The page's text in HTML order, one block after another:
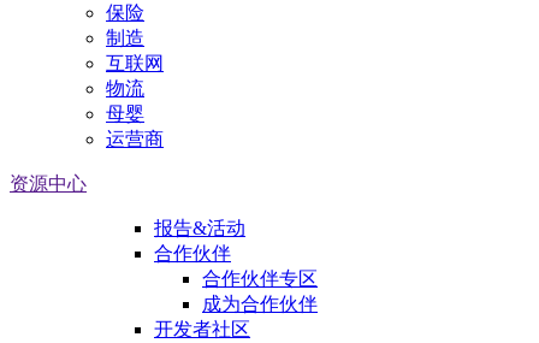
保险
制造
互联网
物流
母婴
运营商
资源中心
报告&活动
合作伙伴
合作伙伴专区
成为合作伙伴
开发者社区